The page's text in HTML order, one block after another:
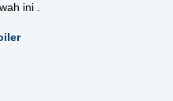
ini .